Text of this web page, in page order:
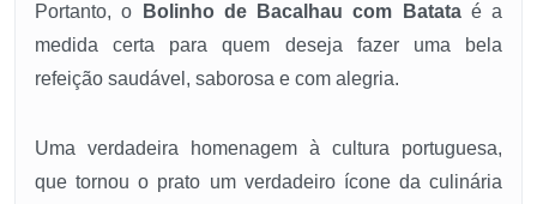
Portanto, o Bolinho de Bacalhau com Batataé a
medida certa para quem deseja fazer uma bela
refeição saudável, saborosa e com alegria.
Uma verdadeira homenagem à cultura portuguesa,
que tornou o prato um verdadeiro ícone da culinária